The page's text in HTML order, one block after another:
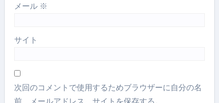
メール ※
サイト
次回のコメントで使用するためブラウザーに自分の名